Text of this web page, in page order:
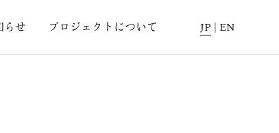
らせ プロジェクトについて JP | EN